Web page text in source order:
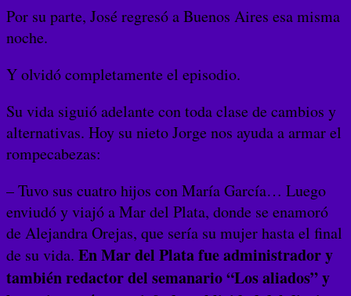
Por su parte, José regresó a Buenos Aires esa misma
noche.
Y olvidó completamente el episodio.
Su vida siguió adelante con toda clase de cambios y
alternativas. Hoy su nieto Jorge nos ayuda a armar el
rompecabezas:
– Tuvo sus cuatro hijos con María García… Luego
enviudó y viajó a Mar del Plata, donde se enamoró
de Alejandra Orejas, que sería su mujer hasta el final
de su vida. En Mar del Plata fue administrador y
también redactor del semanario “Los aliados” y